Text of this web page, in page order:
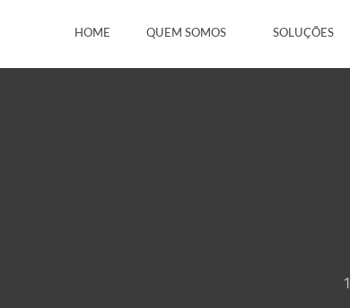
HOME QUEM SOMOS SOLUÇÕES